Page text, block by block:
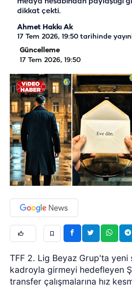
dikkat çekti.
Ahmet Hakkı Ak
17 Tem 2026, 19:50 tarihinde
Güncelleme
17 Tem 2026, 19:50
TFF 2. Lig Beyaz Grup'ta yeni
kadroyla girmeyi hedefleyen
transfer çalışmalarına hız